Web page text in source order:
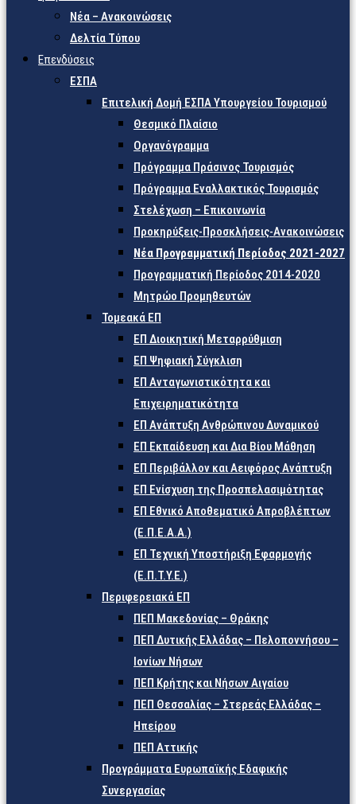
Νέα – Ανακοινώσεις
Δελτία Τύπου
Επενδύσεις
ΕΣΠΑ
Επιτελική Δομή ΕΣΠΑ Υπουργείου Τουρισμού
Θεσμικό Πλαίσιο
Οργανόγραμμα
Πρόγραμμα Πράσινος Τουρισμός
Πρόγραμμα Εναλλακτικός Τουρισμός
Στελέχωση – Επικοινωνία
Προκηρύξεις-Προσκλήσεις-Ανακοινώσεις
Νέα Προγραμματική Περίοδος 2021-2027
Προγραμματική Περίοδος 2014-2020
Μητρώο Προμηθευτών
Τομεακά ΕΠ
ΕΠ Διοικητική Μεταρρύθμιση
ΕΠ Ψηφιακή Σύγκλιση
ΕΠ Ανταγωνιστικότητα και
Επιχειρηματικότητα
ΕΠ Ανάπτυξη Ανθρώπινου Δυναμικού
ΕΠ Εκπαίδευση και Δια Βίου Μάθηση
ΕΠ Περιβάλλον και Αειφόρος Ανάπτυξη
ΕΠ Ενίσχυση της Προσπελασιμότητας
ΕΠ Εθνικό Αποθεματικό Απροβλέπτων
(Ε.Π.Ε.Α.Α.)
ΕΠ Τεχνική Υποστήριξη Εφαρμογής
(Ε.Π.Τ.Υ.Ε.)
Περιφερειακά ΕΠ
ΠΕΠ Μακεδονίας – Θράκης
ΠΕΠ Δυτικής Ελλάδας – Πελοποννήσου –
Ιονίων Νήσων
ΠΕΠ Κρήτης και Νήσων Αιγαίου
ΠΕΠ Θεσσαλίας – Στερεάς Ελλάδας –
Ηπείρου
ΠΕΠ Αττικής
Προγράμματα Ευρωπαϊκής Εδαφικής
Συνεργασίας